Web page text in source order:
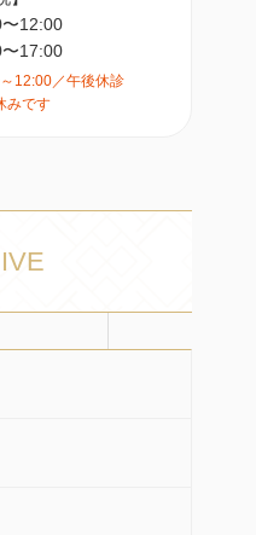
12:00
17:00
12:00／午後休診
みです